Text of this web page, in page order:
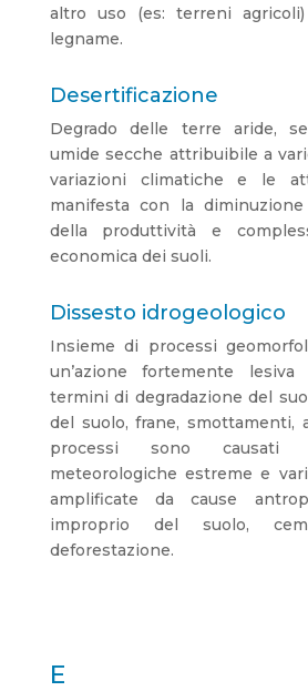
altro uso (es: terreni
legname.
Desertificazione
Degrado delle terre aride,
umide secche attribuibile a
variazioni climatiche e le
manifesta con la
della produttività e
economica dei suoli.
Dissesto idrogeologico
Insieme di processi
un’azione fortemente
termini di degradazione del
del suolo, frane, smottamenti,
processi sono causati
meteorologiche estreme e
amplificate da cause
improprio del suolo,
deforestazione.
E